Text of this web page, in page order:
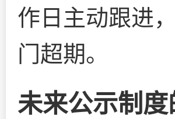
作日主动跟进
门超期。
未来公示制